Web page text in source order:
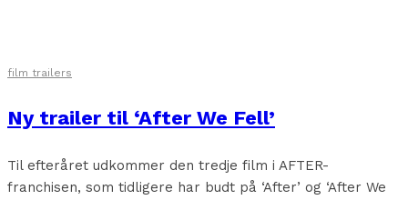
film trailers
Ny trailer til ‘After We Fell’
Til efteråret udkommer den tredje film i AFTER-
franchisen, som tidligere har budt på ‘After’ og ‘After We